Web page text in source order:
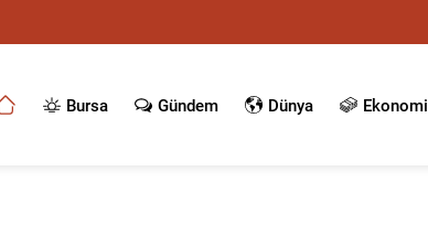
Bursa Gündem Dünya Ekonomi